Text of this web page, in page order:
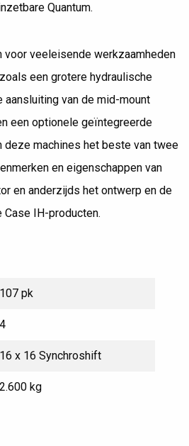
Quantum.
veeleisende werkzaamheden
een grotere hydraulische
van de mid-mount
een optionele geïntegreerde
deze machines het beste van twee
en eigenschappen van
en anderzijds het ontwerp en de
Case IH-producten.
107 pk
4
16 x 16 Synchroshift
2.600 kg